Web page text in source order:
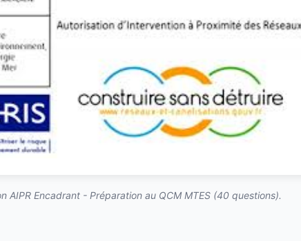
AIPR Encadrant - Préparation au QCM MTES (40 questions).